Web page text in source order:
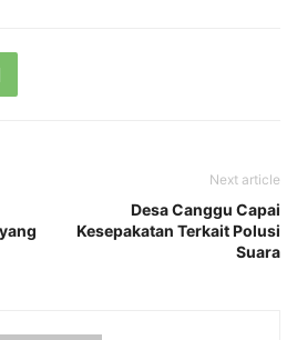
Next article
Desa Canggu Capai
Kesepakatan Terkait Polusi
Suara